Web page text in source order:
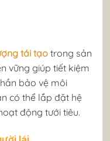
tái tạo trong sản
vữnggiúp tiết kiệm
bảo vệ môi
có thể lắp đặt hệ
động tưới tiêu.